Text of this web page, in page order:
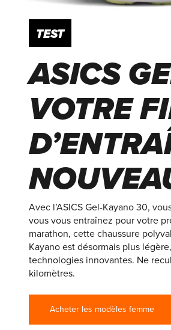
TEST
ASICS
VOTRE
Avec l’ASICS Gel-Kayano 30,
vous vous entraînez pour votre
marathon, cette chaussure
Kayano est désormais plus
technologies innovantes. Ne
kilomètres.
Acheter les modèles femme